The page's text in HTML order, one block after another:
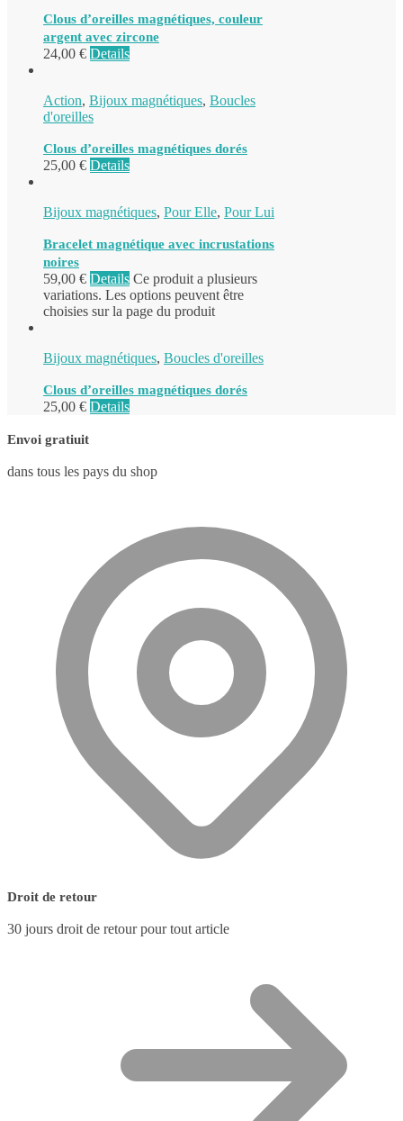
Clous d’oreilles magnétiques, couleur
argent avec zircone
24,00 € Details
Action, Bijoux magnétiques, Boucles
d'oreilles
Clous d’oreilles magnétiques dorés
25,00 € Details
Bijoux magnétiques, Pour Elle, Pour Lui
Bracelet magnétique avec incrustations
noires
59,00 € Details Ce produit a plusieurs
variations. Les options peuvent être
choisies sur la page du produit
Bijoux magnétiques, Boucles d'oreilles
Clous d’oreilles magnétiques dorés
25,00 € Details
Envoi gratiuit
dans tous les pays du shop
Droit de retour
30 jours droit de retour pour tout article